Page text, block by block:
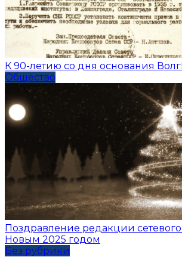
К 90-летию со дня основания
Общество
Поздравление редакции
Новым 2025 годом
Без рубрики